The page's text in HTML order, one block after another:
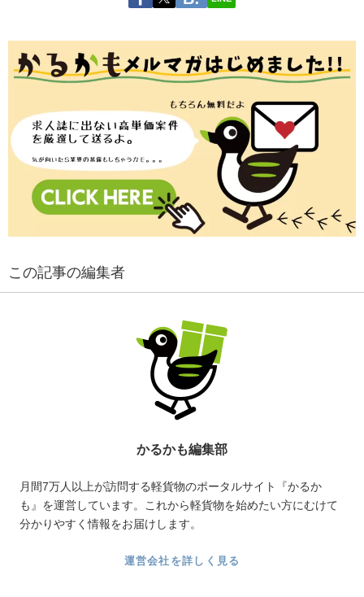
この記事の編集者
かるかも編集部
月間7万人以上が訪問する軽貨物のポータルサイト『かるか
も』を運営しています。これから軽貨物を始めたい方にむけて
分かりやすく情報をお届けします。
運営会社を詳しく見る